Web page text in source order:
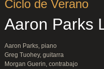
Ciclo de Verano
Aaron Parks
Aaron Parks, piano
Greg Tuohey, guitarra
Morgan Guerin, contrabajo